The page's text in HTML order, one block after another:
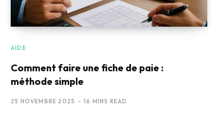
AIDE
Comment faire une fiche de paie :
méthode simple
25 NOVEMBRE 2025 16 MINS READ